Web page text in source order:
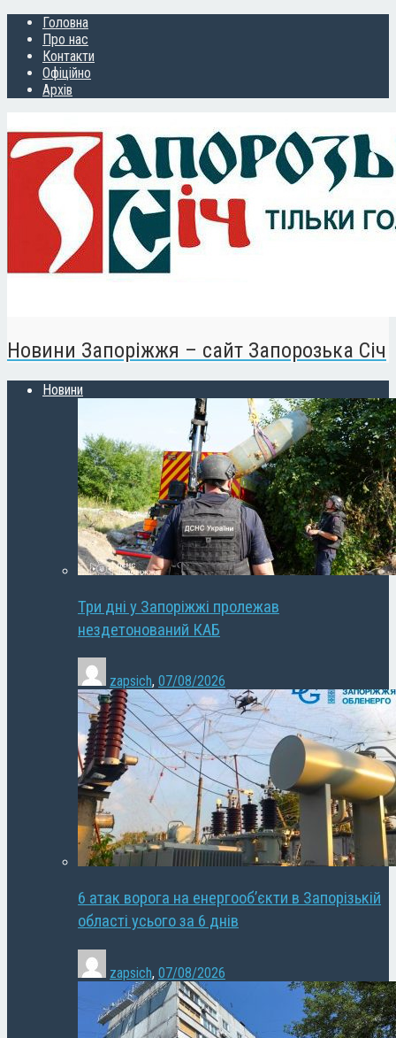
Головна
Про нас
Контакти
Офіційно
Архів
Новини Запоріжжя – сайт Запорозька Січ
Новини
Три дні у Запоріжжі пролежав
нездетонований КАБ
zapsich, 07/08/2026
6 атак ворога на енергооб’єкти в Запорізькій
області усього за 6 днів
zapsich, 07/08/2026